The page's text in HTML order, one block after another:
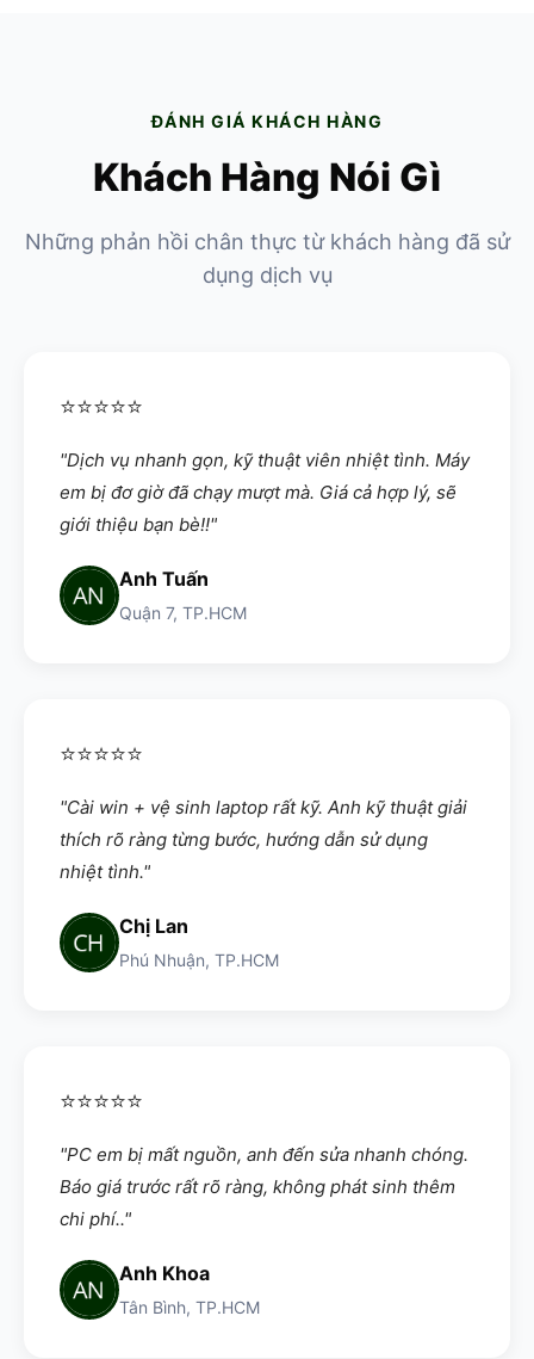
ĐÁNH GIÁ KHÁCH HÀNG
Khách Hàng Nói Gì
Những phản hồi chân thực từ khách hàng đã sử
dụng dịch vụ
⭐⭐⭐⭐⭐
"Dịch vụ nhanh gọn, kỹ thuật viên nhiệt tình. Máy
em bị đơ giờ đã chạy mượt mà. Giá cả hợp lý, sẽ
giới thiệu bạn bè!!"
Anh Tuấn
Quận 7, TP.HCM
⭐⭐⭐⭐⭐
"Cài win + vệ sinh laptop rất kỹ. Anh kỹ thuật giải
thích rõ ràng từng bước, hướng dẫn sử dụng
nhiệt tình."
Chị Lan
Phú Nhuận, TP.HCM
⭐⭐⭐⭐⭐
"PC em bị mất nguồn, anh đến sửa nhanh chóng.
Báo giá trước rất rõ ràng, không phát sinh thêm
chi phí.."
Anh Khoa
Tân Bình, TP.HCM